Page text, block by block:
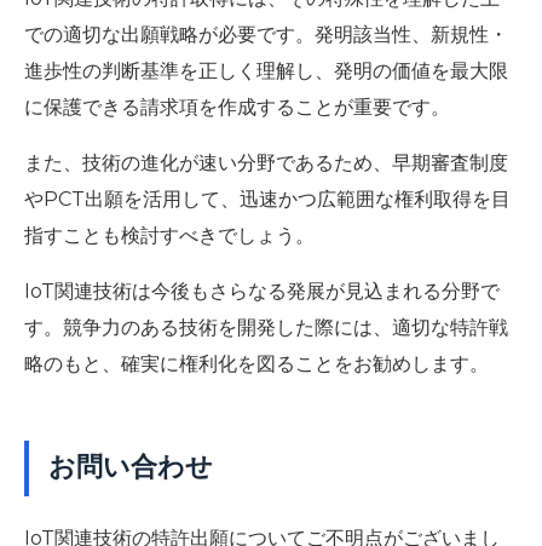
での適切な出願戦略が必要です。発明該当性、新規性・
進歩性の判断基準を正しく理解し、発明の価値を最大限
に保護できる請求項を作成することが重要です。
また、技術の進化が速い分野であるため、早期審査制度
やPCT出願を活用して、迅速かつ広範囲な権利取得を目
指すことも検討すべきでしょう。
IoT関連技術は今後もさらなる発展が見込まれる分野で
す。競争力のある技術を開発した際には、適切な特許戦
略のもと、確実に権利化を図ることをお勧めします。
お問い合わせ
IoT関連技術の特許出願についてご不明点がございまし